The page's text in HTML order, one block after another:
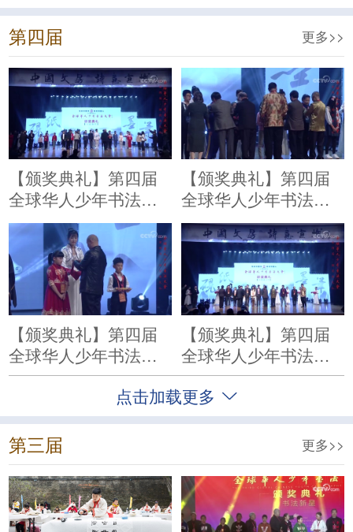
第四届 更多>>
【颁奖典礼】第四届
全球华人少年书法大
会“书法新星”颁奖
【颁奖典礼】第四届
全球华人少年书法大
会“明日之星”颁奖
【颁奖典礼】第四届
全球华人少年书法大
会“人气之星”代表颁奖
【颁奖典礼】第四届
全球华人少年书法大
会“优秀园丁奖”代表颁
奖
点击加载更多
第三届 更多>>